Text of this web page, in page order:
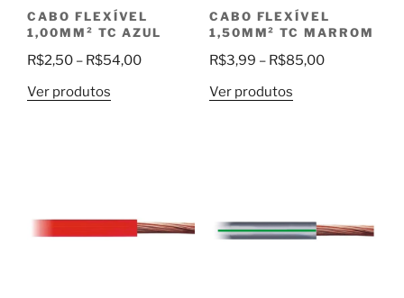
CABO FLEXÍVEL
1,00MM² TC AZUL
R$2,50 – R$54,00Faixa
Ver produtos
CABO FLEXÍVEL
1,50MM² TC MARROM
R$3,99 – R$85,00Faixa
Ver produtos